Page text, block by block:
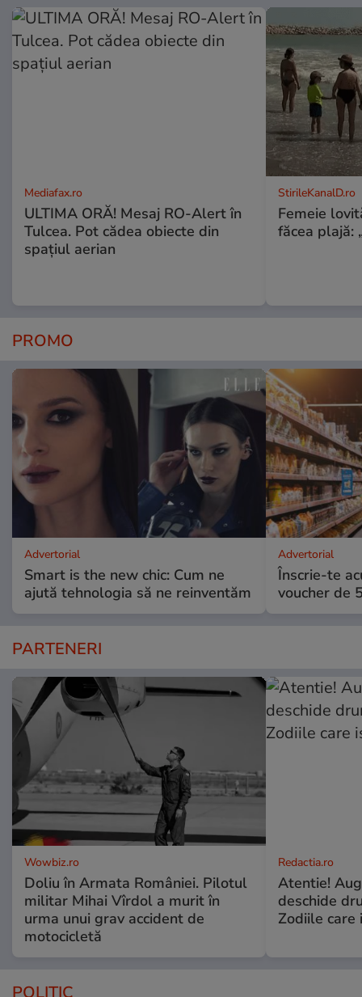
Mediafax.ro
ULTIMA ORĂ! Mesaj RO-Alert în
Tulcea. Pot cădea obiecte din
spațiul aerian
StirileKanalD.ro
Femeie
făcea plajă:
PROMO
Advertorial
Smart is the new chic: Cum ne
ajută tehnologia să ne reinventăm
Advertorial
Înscrie-te
voucher de
PARTENERI
Wowbiz.ro
Doliu în Armata României. Pilotul
militar Mihai Vîrdol a murit în
urma unui grav accident de
motocicletă
Redactia.ro
Atentie!
deschide
Zodiile care
POLITIC